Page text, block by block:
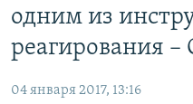
главной
Вернутся
КАРТА ВОЕННЫХ ОБЪЕКТОВ
одним из
реагирования –
04 января 2017, 13:16